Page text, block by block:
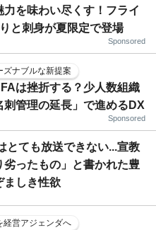
力を味わい尽くす！フライ
と刺身が夏限定で登場
Sponsored
ズナブルな新提案
は挫折する？少人数組織
刺管理の延長」で進めるDX
Sponsored
とても放送できない...宣教
劣ったもの」と書かれた豊
ましき性欲
経営アジェンダへ